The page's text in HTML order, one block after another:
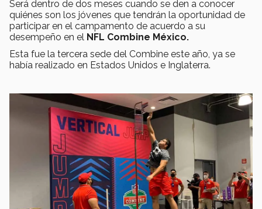
Será dentro de dos meses cuando se den a conocer
quiénes son los jóvenes que tendrán la oportunidad de
participar en el campamento de acuerdo a su
desempeño en el NFL Combine México.
Esta fue la tercera sede del Combine este año, ya se
había realizado en Estados Unidos e Inglaterra.